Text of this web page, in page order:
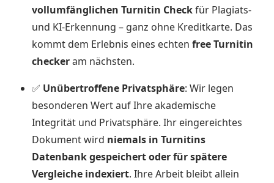
vollumfänglichen Turnitin Checkfür Plagiats-
und KI-Erkennung – ganz ohne Kreditkarte. Das
kommt dem Erlebnis eines echten free Turnitin
checkeram nächsten.
✅ Unübertroffene Privatsphäre: Wir legen
besonderen Wert auf Ihre akademische
Integrität und Privatsphäre. Ihr eingereichtes
Dokument wird niemals in Turnitins
Datenbank gespeichert oder für spätere
Vergleiche indexiert. Ihre Arbeit bleibt allein